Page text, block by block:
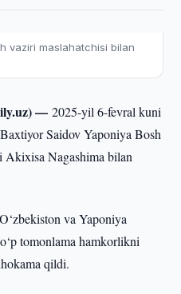
vaziri maslahatchisi bilan
—2025-yil 6-fevral kuni
Saidov Yaponiya Bosh
Akixisa Nagashima bilan
va Yaponiya
tomonlama hamkorlikni
qildi.